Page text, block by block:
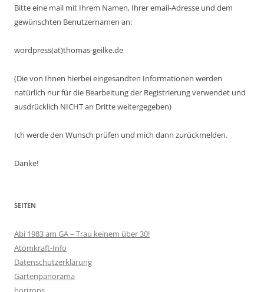
Bitte eine mail mit Ihrem Namen, Ihrer email-Adresse und dem
gewünschten Benutzernamen an:
wordpress(at)thomas-geilke.de
(Die von Ihnen hierbei eingesandten Informationen werden
natürlich nur für die Bearbeitung der Registrierung verwendet und
ausdrücklich NICHT an Dritte weitergegeben)
Ich werde den Wunsch prüfen und mich dann zurückmelden.
Danke!
SEITEN
Abi 1983 am GA – Trau keinem über 30!
Atomkraft-Info
Datenschutzerklärung
Gartenpanorama